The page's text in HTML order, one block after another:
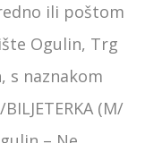
ili poštom
Ogulin, Trg
s naznakom
(M/